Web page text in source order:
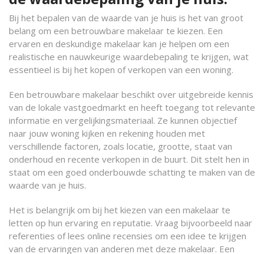
Bij het bepalen van de waarde van je huis is het van groot
belang om een betrouwbare makelaar te kiezen. Een
ervaren en deskundige makelaar kan je helpen om een
realistische en nauwkeurige waardebepaling te krijgen, wat
essentieel is bij het kopen of verkopen van een woning.
Een betrouwbare makelaar beschikt over uitgebreide kennis
van de lokale vastgoedmarkt en heeft toegang tot relevante
informatie en vergelijkingsmateriaal. Ze kunnen objectief
naar jouw woning kijken en rekening houden met
verschillende factoren, zoals locatie, grootte, staat van
onderhoud en recente verkopen in de buurt. Dit stelt hen in
staat om een goed onderbouwde schatting te maken van de
waarde van je huis.
Het is belangrijk om bij het kiezen van een makelaar te
letten op hun ervaring en reputatie. Vraag bijvoorbeeld naar
referenties of lees online recensies om een idee te krijgen
van de ervaringen van anderen met deze makelaar. Een